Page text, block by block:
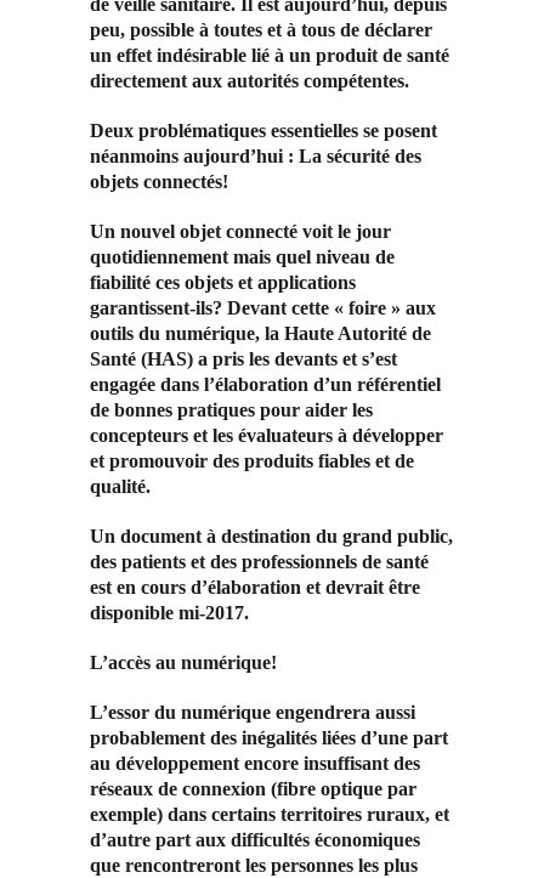
peu, possible à toutes et à tous de déclarer
un effet indésirable lié à un produit de santé
directement aux autorités compétentes.
Deux problématiques essentielles se posent
néanmoins aujourd’hui : La sécurité des
objets connectés!
Un nouvel objet connecté voit le jour
quotidiennement mais quel niveau de
fiabilité ces objets et applications
garantissent-ils? Devant cette « foire » aux
outils du numérique, la Haute Autorité de
Santé (HAS) a pris les devants et s’est
engagée dans l’élaboration d’un référentiel
de bonnes pratiques pour aider les
concepteurs et les évaluateurs à développer
et promouvoir des produits fiables et de
qualité.
Un document à destination du grand public,
des patients et des professionnels de santé
est en cours d’élaboration et devrait être
disponible mi-2017.
L’accès au numérique!
L’essor du numérique engendrera aussi
probablement des inégalités liées d’une part
au développement encore insuffisant des
réseaux de connexion (fibre optique par
exemple) dans certains territoires ruraux, et
d’autre part aux difficultés économiques
que rencontreront les personnes les plus